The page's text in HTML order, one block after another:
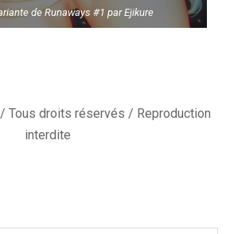
de Runaways #1 par Ejikure
Tous droits réservés / Reproduction
interdite